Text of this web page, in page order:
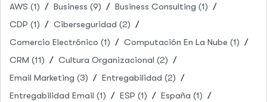
AWS (1) Business (9) Business Consulting (1)
CDP (1) Ciberseguridad (2)
Comercio Electrónico (1) Computación En La Nube (1)
CRM (11) Cultura Organizacional (2)
Email Marketing (3) Entregabilidad (2)
Entregabilidad Email (1) ESP (1) España (1)